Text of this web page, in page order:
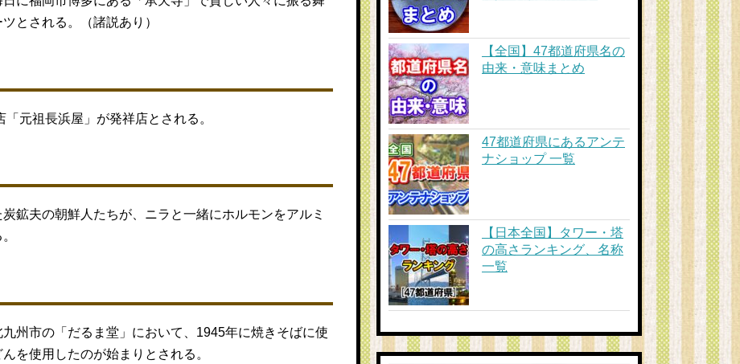
とされる。（諸説あり）
元祖長浜屋」が発祥店とされる。
鉱夫の朝鮮人たちが、ニラと一緒にホルモンをアルミ
州市の「だるま堂」において、1945年に焼きそばに使
を使用したのが始まりとされる。
【全国】47都道府県名の
由来・意味まとめ
47都道府県にあるアンテ
ナショップ 一覧
【日本全国】タワー・塔
の高さランキング、名称
一覧